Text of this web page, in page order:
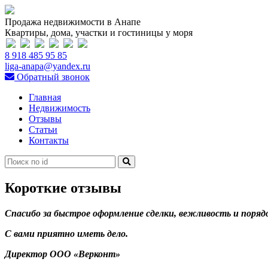
Продажа недвижимости в Анапе
Квартиры, дома, участки и гостиницы у моря
8 918 485 95 85
liga-anapa@yandex.ru
Обратный звонок
Главная
Недвижимость
Отзывы
Статьи
Контакты
Короткие отзывы
Спасибо за быстрое оформление сделки, вежливость и
С вами приятно иметь дело.
Директор ООО «Верконт»